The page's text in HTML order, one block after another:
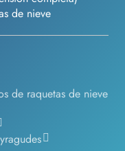
de nieve
de raquetas de nieve